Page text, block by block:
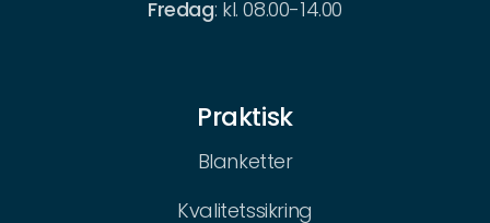
Fredag: kl. 08.00-14.00
Praktisk
Blanketter
Kvalitetssikring